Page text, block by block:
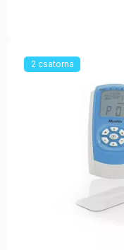
2 csatorna